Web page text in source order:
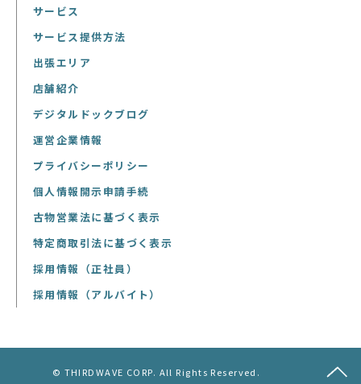
サービス
サービス提供方法
出張エリア
店舗紹介
デジタルドックブログ
運営企業情報
プライバシーポリシー
個人情報開示申請手続
古物営業法に基づく表示
特定商取引法に基づく表示
採用情報（正社員）
採用情報（アルバイト）
© THIRDWAVE CORP. All Rights Reserved.